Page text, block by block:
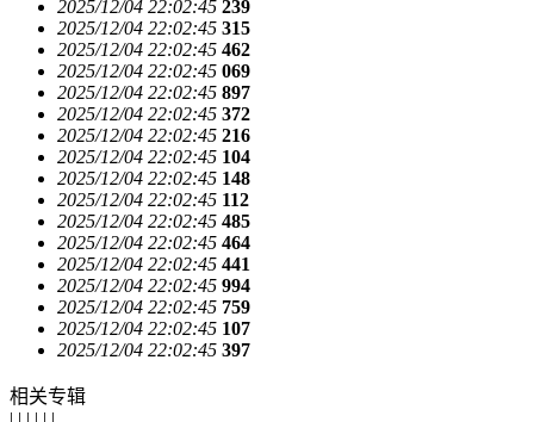
2025/12/04 22:02:45 239
2025/12/04 22:02:45 315
2025/12/04 22:02:45 462
2025/12/04 22:02:45 069
2025/12/04 22:02:45 897
2025/12/04 22:02:45 372
2025/12/04 22:02:45 216
2025/12/04 22:02:45 104
2025/12/04 22:02:45 148
2025/12/04 22:02:45 112
2025/12/04 22:02:45 485
2025/12/04 22:02:45 464
2025/12/04 22:02:45 441
2025/12/04 22:02:45 994
2025/12/04 22:02:45 759
2025/12/04 22:02:45 107
2025/12/04 22:02:45 397
相关专辑